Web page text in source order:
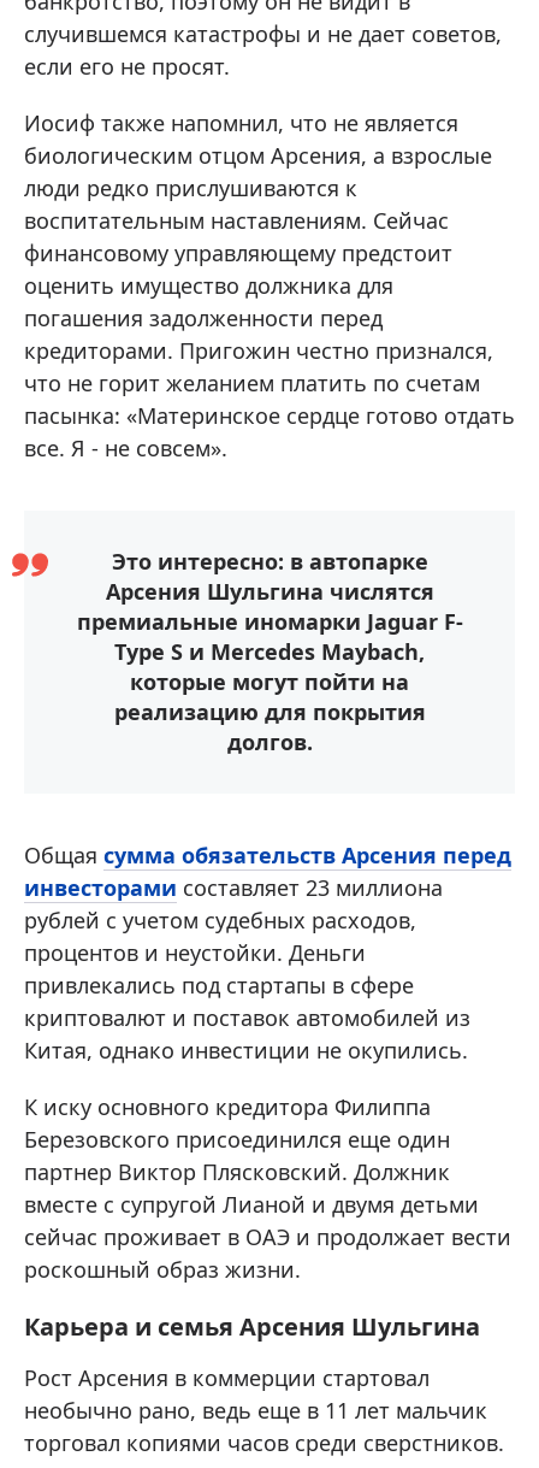
случившемся катастрофы и не дает советов,
если его не просят.
Иосиф также напомнил, что не является
биологическим отцом Арсения, а взрослые
люди редко прислушиваются к
воспитательным наставлениям. Сейчас
финансовому управляющему предстоит
оценить имущество должника для
погашения задолженности перед
кредиторами. Пригожин честно признался,
что не горит желанием платить по счетам
пасынка: «Материнское сердце готово отдать
все. Я - не совсем».
Это интересно: в автопарке
Арсения Шульгина числятся
премиальные иномарки Jaguar F-
Type S и Mercedes Maybach,
которые могут пойти на
реализацию для покрытия
долгов.
Общая сумма обязательств Арсения перед
инвесторами составляет 23 миллиона
рублей с учетом судебных расходов,
процентов и неустойки. Деньги
привлекались под стартапы в сфере
криптовалют и поставок автомобилей из
Китая, однако инвестиции не окупились.
К иску основного кредитора Филиппа
Березовского присоединился еще один
партнер Виктор Плясковский. Должник
вместе с супругой Лианой и двумя детьми
сейчас проживает в ОАЭ и продолжает вести
роскошный образ жизни.
Карьера и семья Арсения Шульгина
Рост Арсения в коммерции стартовал
необычно рано, ведь еще в 11 лет мальчик
торговал копиями часов среди сверстников.